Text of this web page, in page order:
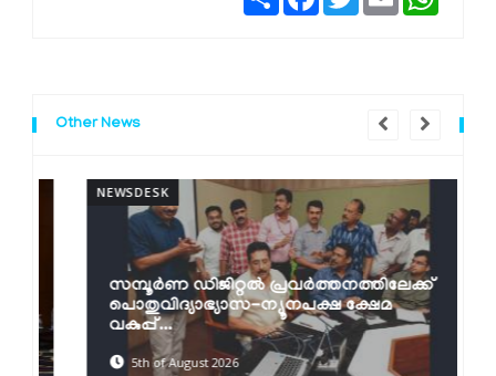
Other News
NEWSDESK
സമ്പൂർണ ഡിജിറ്റൽ പ്രവർത്തനത്തിലേക്ക്‌
പൊതുവിദ്യാഭ്യാസ-ന്യൂനപക്ഷ ക്ഷേമ
വകുപ്പ്...
5th of August 2026